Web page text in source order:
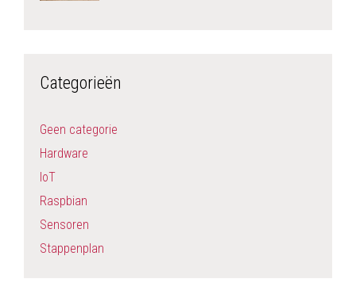
Categorieën
Geen categorie
Hardware
IoT
Raspbian
Sensoren
Stappenplan